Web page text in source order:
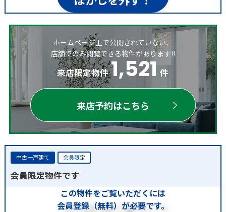
ホームページ上で公開されていない、
店舗でのみ閲覧できる物件があります!!
来店限定物件 1,521 件
来店予約はこちら
中古一戸建て 会員限定
会員限定物件です
この物件をご覧いただくには
会員登録（無料）が必要です。